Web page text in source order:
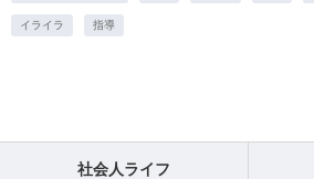
イライラ 指導
社会人ライフ